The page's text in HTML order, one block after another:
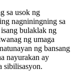
sa usok ng
nagniningning sa
bulaklak ng
ng umaga
ng bansang
nayurakan ay
sibilisasyon.